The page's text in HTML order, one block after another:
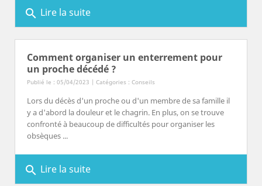
search Lire la suite
Comment organiser un enterrement pour
un proche décédé ?
Publié le : 05/04/2023 | Catégories : Conseils
Lors du décès d'un proche ou d'un membre de sa famille il
y a d'abord la douleur et le chagrin. En plus, on se trouve
confronté à beaucoup de difficultés pour organiser les
obsèques ...
search Lire la suite